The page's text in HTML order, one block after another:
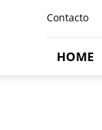
Contacto
HOME